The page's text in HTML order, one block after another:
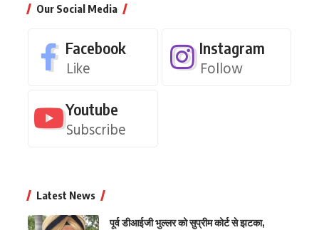
Our Social Media
Facebook
Like
Instagram
Follow
Youtube
Subscribe
Latest News
पूर्व डीआईजी भुल्लर को सुप्रीम कोर्ट से झटका,